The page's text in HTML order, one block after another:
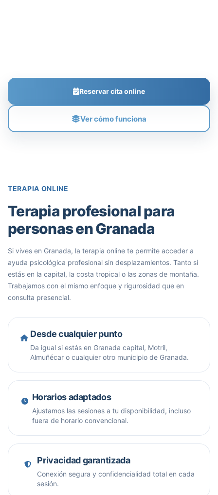
Reservar cita online
Ver cómo funciona
TERAPIA ONLINE
Terapia profesional para
personas en Granada
Si vives en Granada, la terapia online te permite acceder a
ayuda psicológica profesional sin desplazamientos. Tanto si
estás en la capital, la costa tropical o las zonas de montaña.
Trabajamos con el mismo enfoque y rigurosidad que en
consulta presencial.
Desde cualquier punto
Da igual si estás en Granada capital, Motril,
Almuñécar o cualquier otro municipio de Granada.
Horarios adaptados
Ajustamos las sesiones a tu disponibilidad, incluso
fuera de horario convencional.
Privacidad garantizada
Conexión segura y confidencialidad total en cada
sesión.